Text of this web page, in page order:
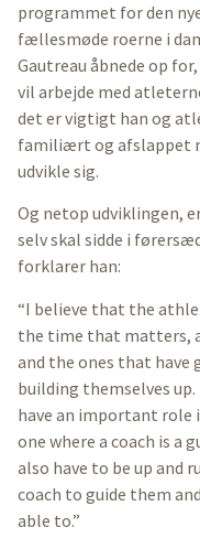
programmet for den
fællesmøde roerne i
Gautreau åbnede op
vil arbejde med
det er vigtigt han og
familiært og afslappet
udvikle sig.
Og netop udviklingen,
selv skal sidde i
forklarer han:
“I believe that the
the time that matters,
and the ones that
building themselves
have an important
one where a coach is a
also have to be up and
coach to guide them
able to.”